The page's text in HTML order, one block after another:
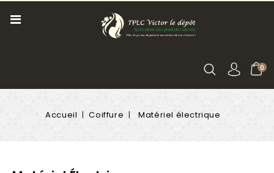
0
Accueil Coiffure Matériel électrique